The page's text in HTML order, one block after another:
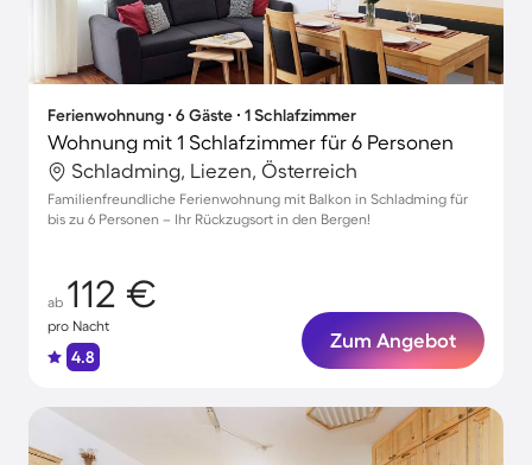
Ferienwohnung ∙ 6 Gäste ∙ 1 Schlafzimmer
Wohnung mit 1 Schlafzimmer für 6 Personen
Schladming, Liezen, Österreich
Familienfreundliche Ferienwohnung mit Balkon in Schladming für
bis zu 6 Personen – Ihr Rückzugsort in den Bergen!
ab 112 €
pro Nacht
4.8
Zum Angebot